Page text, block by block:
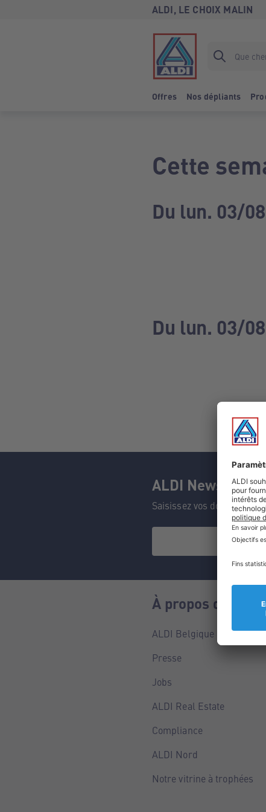
ALDI, LE CHOIX MALIN
Offres Nos dépliants
Cette
Du lun. 03/
Du lun. 03/
ALDI Newsletter
Saisissez vos données et
À propos de nous
ALDI Belgique
Presse
Jobs
ALDI Real Estate
Compliance
ALDI Nord
Notre vitrine à trophées